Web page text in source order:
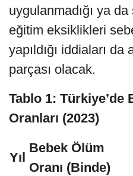
uygulanmadığı ya da
eğitim eksiklikleri
yapıldığı iddiaları da
parçası olacak.
Tablo 1: Türkiye’de
Oranları (2023)
Yıl
Bebek Ölüm
Oranı (Binde)